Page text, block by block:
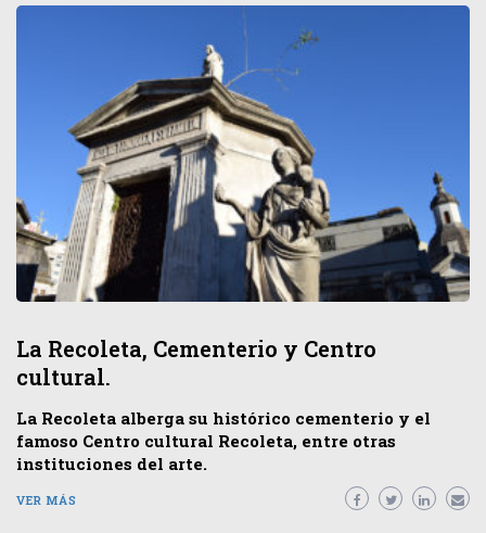
La Recoleta, Cementerio y Centro
cultural.
La Recoleta alberga su histórico cementerio y el
famoso Centro cultural Recoleta, entre otras
instituciones del arte.
VER MÁS